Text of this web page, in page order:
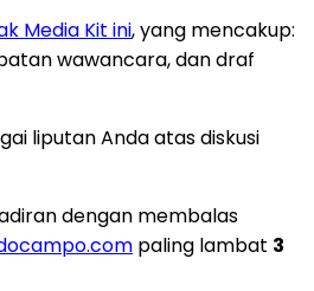
Media Kit ini, yang mencakup:
wawancara, dan draf
liputan Anda atas diskusi
dengan membalas
paling lambat 3